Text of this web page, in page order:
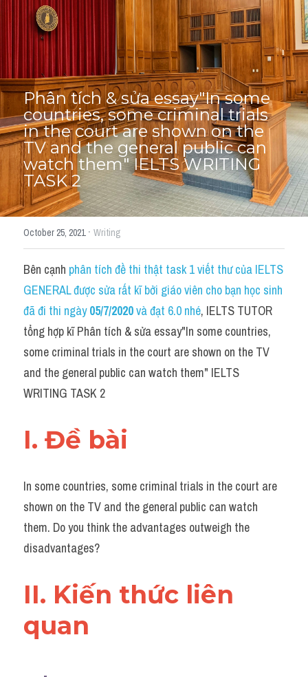
Thư Tín
SGK
Vocabularies
Đề writing theo topic
Pie
Line graph
Bar chart
Đề thi thật IELTS GENERAL
Task 2
Từ vựng theo topic
Từ vựng theo Topic
Map
Environment
Đề thi thật Task 1
Task 1
Đề thi IELTS thật
Thành tích học viên
Phân tích & sửa essay"In some
countries, some criminal trials
in the court are shown on the
TV and the general public can
watch them" IELTS WRITING
TASK 2
October 25, 2021· Writing
Bên cạnh phân tích đề thi thật task 1 viết thư của IELTS
GENERAL được sửa rất kĩ bởi giáo viên cho bạn học sinh
đã đi thi ngày 05/7/2020 và đạt 6.0 nhé, IELTS TUTOR
tổng hợp kĩ Phân tích & sửa essay"In some countries,
some criminal trials in the court are shown on the TV
and the general public can watch them" IELTS
WRITING TASK 2
I. Đề bài
In some countries, some criminal trials in the court are
shown on the TV and the general public can watch
them. Do you think the advantages outweigh the
disadvantages?
II. Kiến thức liên
quan